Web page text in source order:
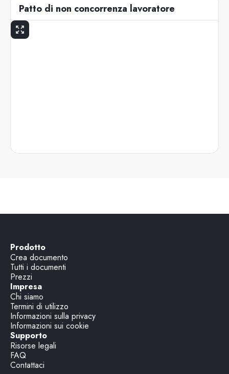
Patto di non concorrenza lavoratore
Prodotto
Crea documento
Tutti i documenti
Prezzi
Impresa
Chi siamo
Termini di utilizzo
Informazioni sulla privacy
Informazioni sui cookie
Supporto
Risorse legali
FAQ
Contattaci